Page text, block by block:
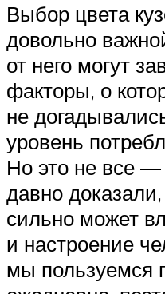
Выбор цвета
довольно
от него могут
факторы, о
не
уровень
Но это не все —
давно
сильно может
и настроение
мы пользуемся